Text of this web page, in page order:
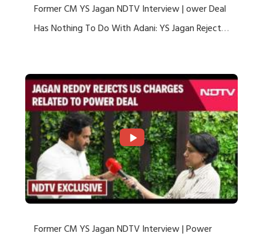
Former CM YS Jagan NDTV Interview | ower Deal
Has Nothing To Do With Adani: YS Jagan Rejects
Former CM YS Jagan NDTV Interview | Power